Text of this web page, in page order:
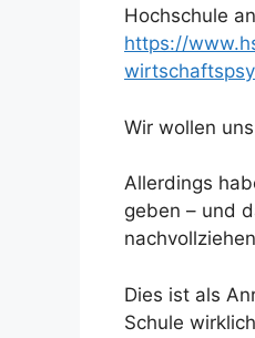
Hochschule
https://
Wir wollen
Allerdings
geben – und
Dies ist als
Schule